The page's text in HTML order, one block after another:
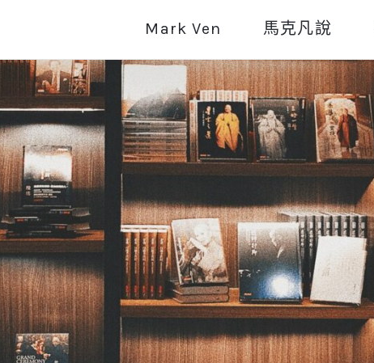
Mark Ven 馬克凡說